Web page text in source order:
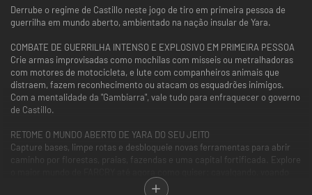
Derrube o regime de Castillo neste jogo de tiro em primeira pessoa de
guerrilha em mundo aberto, ambientado na nação insular de Yara.
COMBATE DE GUERRILHA INTENSO E EXPLOSIVO EM PRIMEIRA PESSOA
Crie armas improvisadas como mochilas com mísseis ou metralhadoras
com motores de motocicleta, e lute com companheiros animais que
distraem, fazem reconhecimento ou atacam os esquadrões inimigos.
Com a mentalidade da "Gambiarra", vale tudo para enfraquecer o governo
de Castillo.
RETOME O MUNDO ABERTO DE YARA DO SEU JEITO
Capture bases, limpe rotas e desbloqueie novas ferramentas para abrir
caminho por florestas, praias, fazendas e uma capital fortificada. Explore
em helicópteros, acelerando em buggies de sucata e mais.